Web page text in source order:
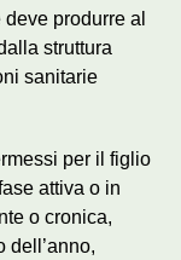
produrre al
struttura
sanitarie
per il figlio
attiva o in
o cronica,
dell’anno,